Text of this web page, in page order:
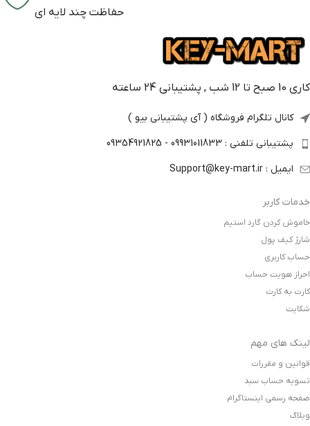
حفاظت چند لایه ای
کاری 10 صبح تا 12 شب , پشتیبانی 24 ساعته
کانال تلگرام فروشگاه ( آی پشتیبانی بیو )
پشتیبانی تلفنی : 09931011833 - 09354921825
ایمیل : Support@key-mart.ir
خدمات کاربر
خاموش کردن گارد استیم
شارژ کیف پول
حساب کاربری
احراز هویت حساب
کارت به کارت
شکایت
لینک های مهم
قوانین و مقررات
تسویه حساب سبد
صفحه رسمی اینستاگرام
وبلاگ